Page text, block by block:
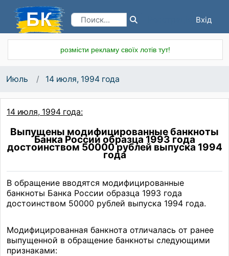
Вхід
розмісти рекламу своїх лотів тут!
Июль 14 июля, 1994 года
14 июля, 1994 года:
Выпущены модифицированные банкноты
Банка России образца 1993 года
достоинством 50000 рублей выпуска 1994
года
В обращение вводятся модифицированные
банкноты Банка России образца 1993 года
достоинством 50000 рублей выпуска 1994 года.
Модифицированная банкнота отличалась от ранее
выпущенной в обращение банкноты следующими
признаками: